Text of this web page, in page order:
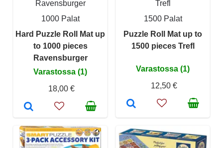
Ravensburger
1000 Palat
Hard Puzzle Roll Mat up
to 1000 pieces
Ravensburger
Varastossa (1)
18,00 €
Trefl
1500 Palat
Puzzle Roll Mat up to
1500 pieces Trefl
Varastossa (1)
12,50 €